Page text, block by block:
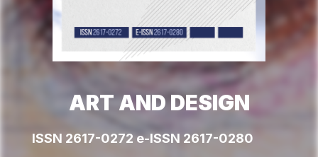
ART AND DESIGN
ISSN 2617-0272 e-ISSN 2617-0280